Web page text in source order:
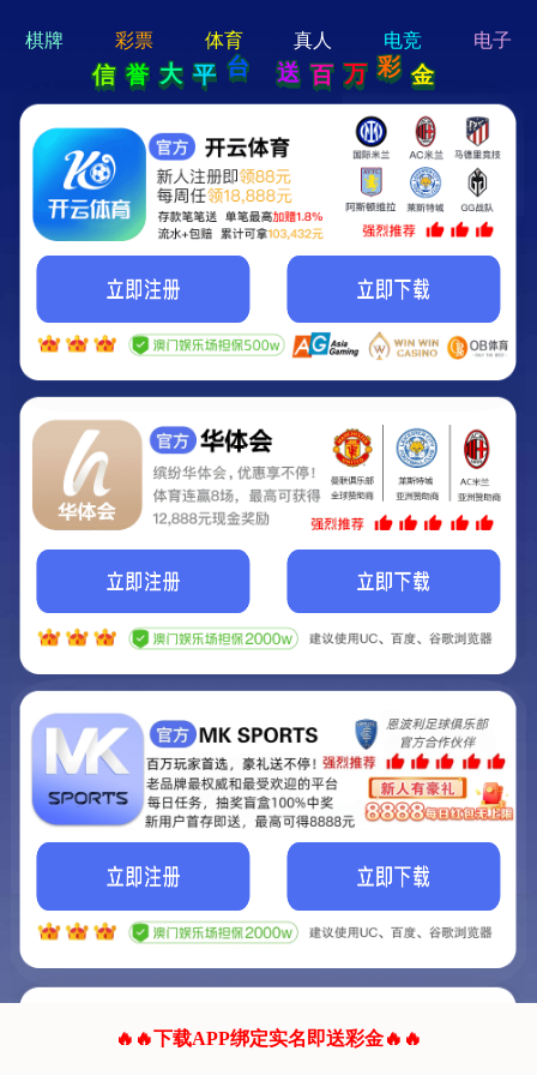
hi 💗
Hey Guys!
我们即将上线啦...
我们的网站正在建设.
它将是非常棒的网站.
联系我们!